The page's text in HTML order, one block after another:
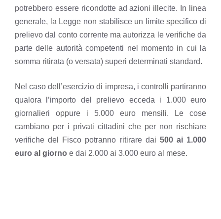
potrebbero essere ricondotte ad azioni illecite. In linea
generale, la Legge non stabilisce un limite specifico di
prelievo dal conto corrente ma autorizza le verifiche da
parte delle autorità competenti nel momento in cui la
somma ritirata (o versata) superi determinati standard.
Nel caso dell’esercizio di impresa, i controlli partiranno
qualora l’importo del prelievo ecceda i 1.000 euro
giornalieri oppure i 5.000 euro mensili. Le cose
cambiano per i privati cittadini che per non rischiare
verifiche del Fisco potranno ritirare dai 500 ai 1.000
euro al giorno e dai 2.000 ai 3.000 euro al mese.